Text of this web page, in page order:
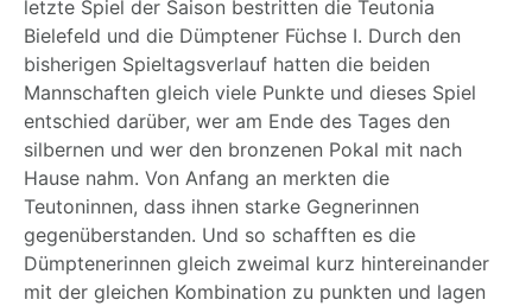
letzte Spiel der Saison bestritten die Teutonia
Bielefeld und die Dümptener Füchse I. Durch den
bisherigen Spieltagsverlauf hatten die beiden
Mannschaften gleich viele Punkte und dieses Spiel
entschied darüber, wer am Ende des Tages den
silbernen und wer den bronzenen Pokal mit nach
Hause nahm. Von Anfang an merkten die
Teutoninnen, dass ihnen starke Gegnerinnen
gegenüberstanden. Und so schafften es die
Dümptenerinnen gleich zweimal kurz hintereinander
mit der gleichen Kombination zu punkten und lagen